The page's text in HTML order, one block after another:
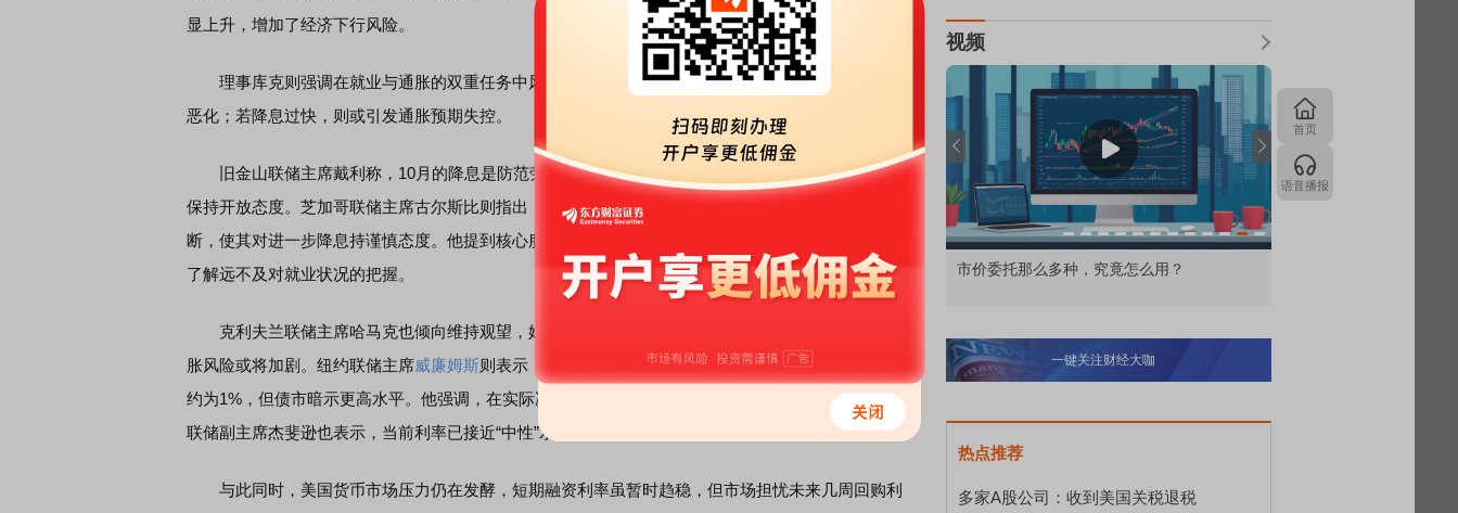
显上升，增加了经济下行风险。
理事库克则强调在就业与通胀的双重任务中风险并存——若利率维持过高，劳动力市场可能急剧
恶化；若降息过快，则或引发通胀预期失控。
旧金山联储主席戴利称，10月的降息是防范劳动力市场恶化的“
”措施，她对12月是否再度行动
保持开放态度。芝加哥联储主席古尔斯比则指出，由于政府停摆导致通胀数据缺失，物价走势难以判
断，使其对进一步降息持谨慎态度。他提到核心服务通胀上升令市场担忧，当前决策者对物价走势的
了解远不及对就业状况的把握。
克利夫兰联储主席哈马克也倾向维持观望，她认为当前利率已接近中性水平，若进一步下调，通
胀风险或将加剧。纽约联储主席威廉姆斯则表示，美国仍处于低中性利率时期，模型估算的中性利率
约为1%，但债市暗示更高水平。他强调，在实际决策中，当前数据比中性利率估计更具指导意义。美
联储副主席杰斐逊也表示，当前利率已接近“中性”水平，未来降息需谨慎推进。
与此同时，美国货币市场压力仍在发酵，短期融资利率虽暂时趋稳，但市场担忧未来几周回购利
视频
连线｜东方财富证券陈果：A股再平衡的
债券知识通识：从基础认知到特色品种 了解北交所知识 做理性投资者 市价委托那么多种，究竟怎么用？
一键关注财经大咖
热点推荐
多家A股公司：收到美国关税退税
首页
语音播报